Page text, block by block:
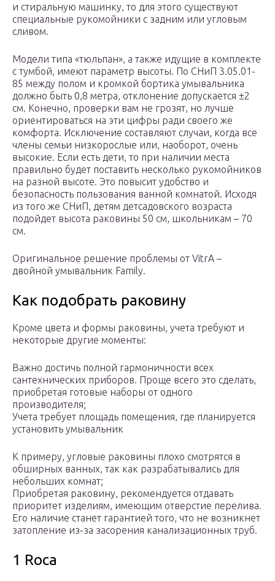
и стиральную машинку, то для этого существуют
специальные рукомойники с задним или угловым
сливом.
Модели типа «тюльпан», а также идущие в комплекте
с тумбой, имеют параметр высоты. По СНиП 3.05.01-
85 между полом и кромкой бортика умывальника
должно быть 0,8 метра, отклонение допускается ±2
см. Конечно, проверки вам не грозят, но лучше
ориентироваться на эти цифры ради своего же
комфорта. Исключение составляют случаи, когда все
члены семьи низкорослые или, наоборот, очень
высокие. Если есть дети, то при наличии места
правильно будет поставить несколько рукомойников
на разной высоте. Это повысит удобство и
безопасность пользования ванной комнатой. Исходя
из того же СНиП, детям детсадовского возраста
подойдет высота раковины 50 см, школьникам – 70
см.
Оригинальное решение проблемы от VitrA –
двойной умывальник Family.
Как подобрать раковину
Кроме цвета и формы раковины, учета требуют и
некоторые другие моменты:
Важно достичь полной гармоничности всех
сантехнических приборов. Проще всего это сделать,
приобретая готовые наборы от одного
производителя;
Учета требует площадь помещения, где планируется
установить умывальник
К примеру, угловые раковины плохо смотрятся в
обширных ванных, так как разрабатывались для
небольших комнат;
Приобретая раковину, рекомендуется отдавать
приоритет изделиям, имеющим отверстие перелива.
Его наличие станет гарантией того, что не возникнет
затопление из-за засорения канализационных труб.
1 Roca